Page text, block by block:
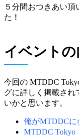
５分間おつきあい
た！
イベント
今回の MTDDC
グに詳しく掲載され
いかと思います。
俺がMTDDCに
MTDDC Tokyo